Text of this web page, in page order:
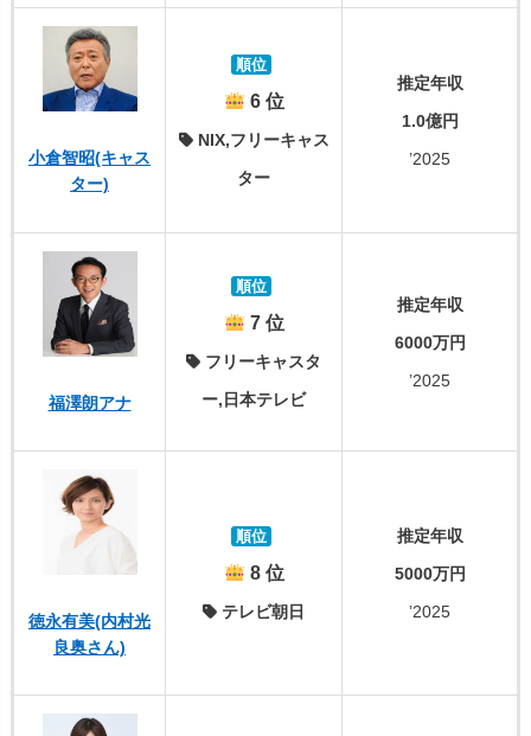
小倉智昭(キャス
ター)
順位
6 位
NIX,フリーキャス
ター
推定年収
1.0億円
’2025
福澤朗アナ
順位
7 位
フリーキャスタ
ー,日本テレビ
推定年収
6000万円
’2025
徳永有美(内村光
良奥さん)
順位
8 位
テレビ朝日
推定年収
5000万円
’2025